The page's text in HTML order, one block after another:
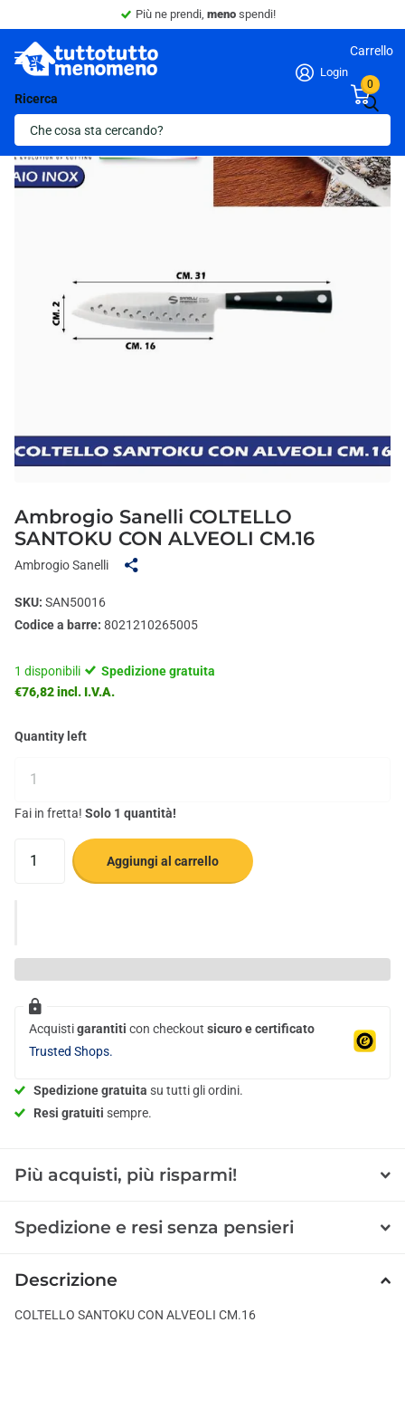
Più ne prendi, meno spendi!
Ricerca
Login
Carrello
0
Ultima scorta!
Ambrogio Sanelli COLTELLO
SANTOKU CON ALVEOLI CM.16
Ambrogio Sanelli
SKU: SAN50016
Codice a barre: 8021210265005
1 disponibili
Spedizione gratuita
€76,82 incl. I.V.A.
Quantity left
Fai in fretta! Solo 1 quantità!
Aggiungi al carrello
Acquistigarantiti con checkout sicuro e certificato
Trusted Shops.
Spedizione gratuita su tutti gli ordini.
Resi gratuiti sempre.
Più acquisti, più risparmi!
Spedizione e resi senza pensieri
Descrizione
COLTELLO SANTOKU CON ALVEOLI CM.16